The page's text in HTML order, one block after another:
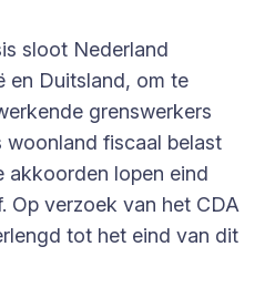
sloot Nederland
en Duitsland, om te
grenswerkers
woonland fiscaal belast
akkoorden lopen eind
Op verzoek van het CDA
tot het eind van dit